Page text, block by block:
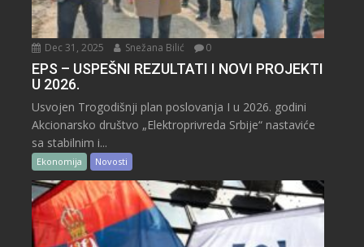
Dec 31, 2025 Snežana Bilić 0
EPS – USPEŠNI REZULTATI I NOVI PROJEKTI
U 2026.
Usvojen Trogodišnji plan poslovanja I u 2026. godini
Akcionarsko društvo „Elektroprivreda Srbije“ nastaviće
sa stabilnim i...
Ekonomija Novosti